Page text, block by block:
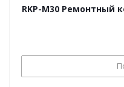
RKP-M30 Ремонтный